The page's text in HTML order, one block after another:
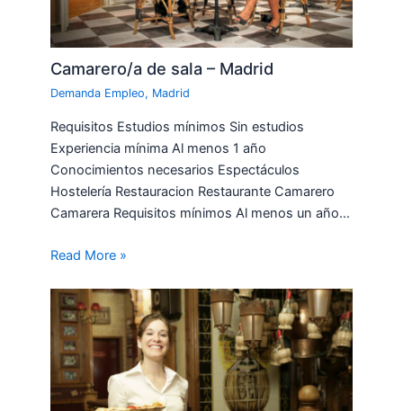
Camarero/a de sala – Madrid
Demanda Empleo, Madrid
Requisitos Estudios mínimos Sin estudios
Experiencia mínima Al menos 1 año
Conocimientos necesarios Espectáculos
Hostelería Restauracion Restaurante Camarero
Camarera Requisitos mínimos Al menos un año…
Read More »